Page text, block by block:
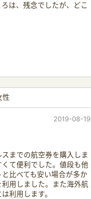
は、残念でしたが、どこ
性
2019-08-19
までの航空券を購入しま
て便利でした。値段も他
比べても安い場合が多か
用しました。また海外航
利用します。